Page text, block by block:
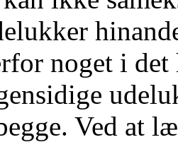
noget i
Ved at